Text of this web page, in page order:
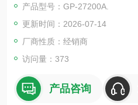
产品型号：GP-27200A.
更新时间：2026-07-14
厂商性质：经销商
访问量：373
产品咨询